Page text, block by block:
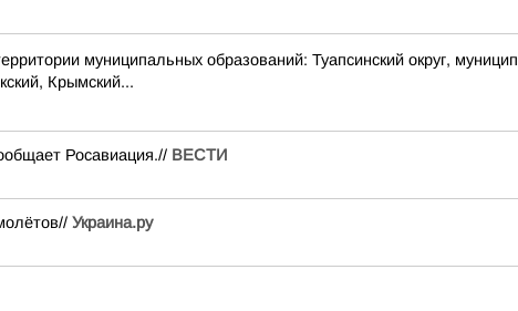
муниципальных образований: Туапсинский округ,
Крымский...
Росавиация.// ВЕСТИ
Украина.ру